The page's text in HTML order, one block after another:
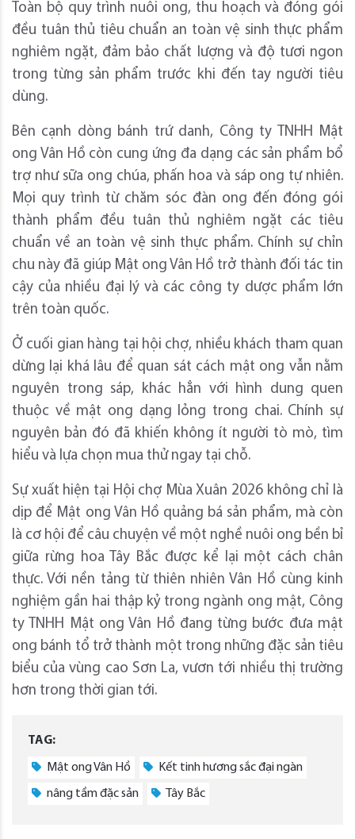
Toàn bộ quy trình nuôi ong, thu hoạch và đóng gói
đều tuân thủ tiêu chuẩn an toàn vệ sinh thực phẩm
nghiêm ngặt, đảm bảo chất lượng và độ tươi ngon
trong từng sản phẩm trước khi đến tay người tiêu
dùng.
Bên cạnh dòng bánh trứ danh, Công ty TNHH Mật
ong Vân Hồ còn cung ứng đa dạng các sản phẩm bổ
trợ như sữa ong chúa, phấn hoa và sáp ong tự nhiên.
Mọi quy trình từ chăm sóc đàn ong đến đóng gói
thành phẩm đều tuân thủ nghiêm ngặt các tiêu
chuẩn về an toàn vệ sinh thực phẩm. Chính sự chỉn
chu này đã giúp Mật ong Vân Hồ trở thành đối tác tin
cậy của nhiều đại lý và các công ty dược phẩm lớn
trên toàn quốc.
Ở cuối gian hàng tại hội chợ, nhiều khách tham quan
dừng lại khá lâu để quan sát cách mật ong vẫn nằm
nguyên trong sáp, khác hẳn với hình dung quen
thuộc về mật ong dạng lỏng trong chai. Chính sự
nguyên bản đó đã khiến không ít người tò mò, tìm
hiểu và lựa chọn mua thử ngay tại chỗ.
Sự xuất hiện tại Hội chợ Mùa Xuân 2026 không chỉ là
dịp để Mật ong Vân Hồ quảng bá sản phẩm, mà còn
là cơ hội để câu chuyện về một nghề nuôi ong bền bỉ
giữa rừng hoa Tây Bắc được kể lại một cách chân
thực. Với nền tảng từ thiên nhiên Vân Hồ cùng kinh
nghiệm gần hai thập kỷ trong ngành ong mật, Công
ty TNHH Mật ong Vân Hồ đang từng bước đưa mật
ong bánh tổ trở thành một trong những đặc sản tiêu
biểu của vùng cao Sơn La, vươn tới nhiều thị trường
hơn trong thời gian tới.
TAG:
Mật ong Vân Hồ Kết tinh hương sắc đại ngàn
nâng tầm đặc sản Tây Bắc